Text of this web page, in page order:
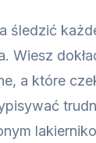
śledzić
Wiesz
a które